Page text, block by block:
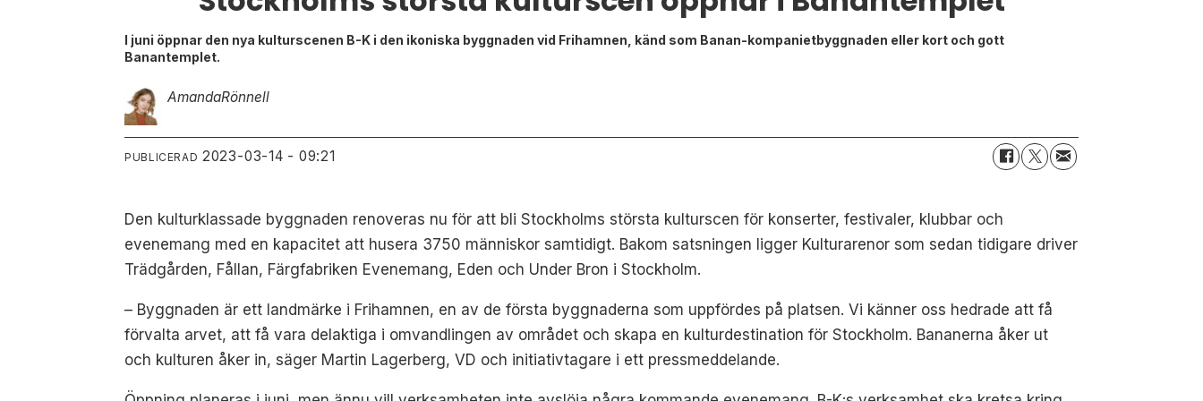
I juni öppnar den nya kulturscenen B-K i den ikoniska byggnaden vid Frihamnen, känd som Banan-kompanietbyggnaden eller kort och gott
Banantemplet.
AmandaRönnell
PUBLICERAD 2023-03-14 - 09:21
Den kulturklassade byggnaden renoveras nu för att bli Stockholms största kulturscen för konserter, festivaler, klubbar och
evenemang med en kapacitet att husera 3750 människor samtidigt. Bakom satsningen ligger Kulturarenor som sedan tidigare driver
Trädgården, Fållan, Färgfabriken Evenemang, Eden och Under Bron i Stockholm.
– Byggnaden är ett landmärke i Frihamnen, en av de första byggnaderna som uppfördes på platsen. Vi känner oss hedrade att få
förvalta arvet, att få vara delaktiga i omvandlingen av området och skapa en kulturdestination för Stockholm. Bananerna åker ut
och kulturen åker in, säger Martin Lagerberg, VD och initiativtagare i ett pressmeddelande.